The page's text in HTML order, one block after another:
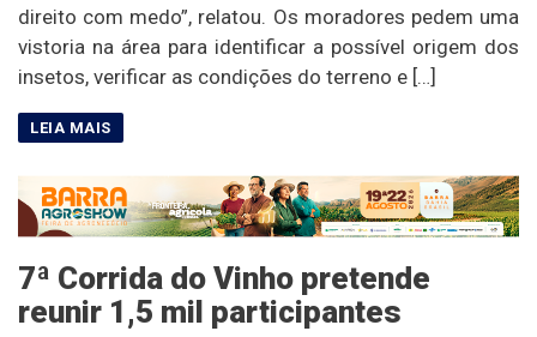
direito com medo”, relatou. Os moradores pedem uma
vistoria na área para identificar a possível origem dos
insetos, verificar as condições do terreno e […]
7ª Corrida do Vinho pretende
reunir 1,5 mil participantes